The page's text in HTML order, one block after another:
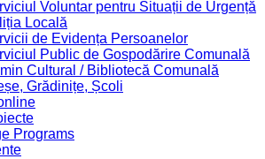
Voluntar pentru Situații de Urgență
Locală
de Evidența Persoanelor
Public de Gospodărire Comunală
Cultural / Bibliotecă Comunală
Grădinițe, Școli
Programs